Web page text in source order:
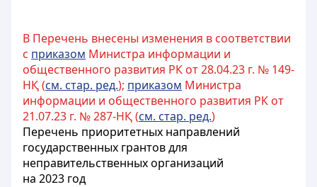
В Перечень внесены изменения в соответствии
с приказом Министра информации и
общественного развития РК от 28.04.23 г. № 149-
НҚ (см. стар. ред.); приказом Министра
информации и общественного развития РК от
21.07.23 г. № 287-НҚ (см. стар. ред.)
Перечень приоритетных направлений
государственных грантов для
неправительственных организаций
на 2023 год